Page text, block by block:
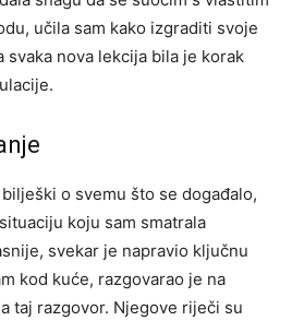
učila sam kako izgraditi svoje
svaka nova lekcija bila je korak
o svemu što se događalo,
koju sam smatrala
svekar je napravio ključnu
kod kuće, razgovarao je na
taj razgovor. Njegove riječi su